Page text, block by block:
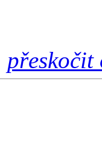
přeskočit